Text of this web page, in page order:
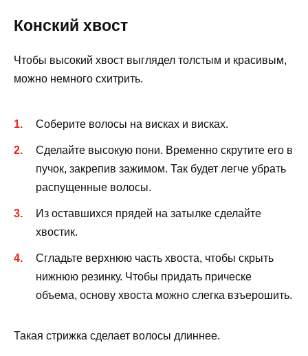
Конский хвост
Чтобы высокий хвост выглядел толстым и красивым,
можно немного схитрить.
Соберите волосы на висках и висках.
Сделайте высокую пони. Временно скрутите его в
пучок, закрепив зажимом. Так будет легче убрать
распущенные волосы.
Из оставшихся прядей на затылке сделайте
хвостик.
Сгладьте верхнюю часть хвоста, чтобы скрыть
нижнюю резинку. Чтобы придать прическе
объема, основу хвоста можно слегка взъерошить.
Такая стрижка сделает волосы длиннее.